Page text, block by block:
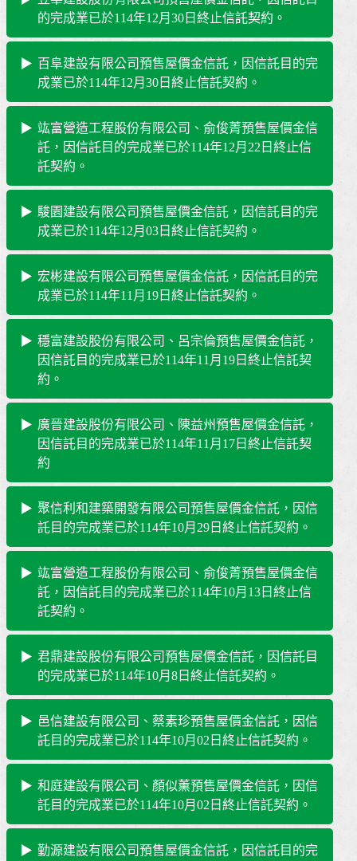
的完成業已於114年12月30日終止信託契約。
百阜建設有限公司預售屋價金信託，因信託目的完
成業已於114年12月30日終止信託契約。
竑富營造工程股份有限公司、俞俊菁預售屋價金信
託，因信託目的完成業已於114年12月22日終止信
託契約。
駿園建設有限公司預售屋價金信託，因信託目的完
成業已於114年12月03日終止信託契約。
宏彬建設有限公司預售屋價金信託，因信託目的完
成業已於114年11月19日終止信託契約。
穩富建設股份有限公司、呂宗倫預售屋價金信託，
因信託目的完成業已於114年11月19日終止信託契
約。
廣晉建設股份有限公司、陳益州預售屋價金信託，
因信託目的完成業已於114年11月17日終止信託契
約
聚信利和建築開發有限公司預售屋價金信託，因信
託目的完成業已於114年10月29日終止信託契約。
竑富營造工程股份有限公司、俞俊菁預售屋價金信
託，因信託目的完成業已於114年10月13日終止信
託契約。
君鼎建設股份有限公司預售屋價金信託，因信託目
的完成業已於114年10月8日終止信託契約。
邑信建設有限公司、蔡素珍預售屋價金信託，因信
託目的完成業已於114年10月02日終止信託契約。
和庭建設有限公司、顏似薰預售屋價金信託，因信
託目的完成業已於114年10月02日終止信託契約。
勤源建設有限公司預售屋價金信託，因信託目的完